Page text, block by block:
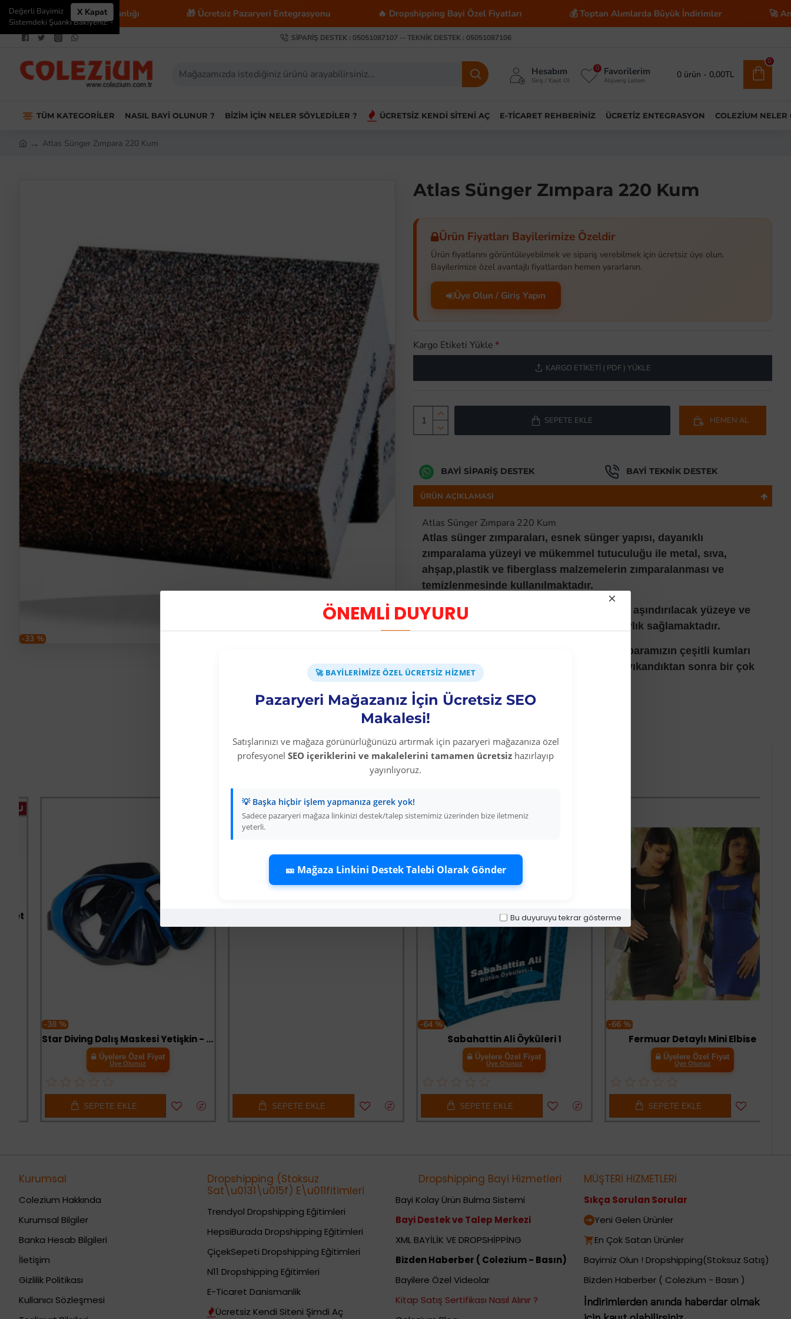
ÖNEMLİ DUYURU
🚀 BAYILERIMIZE ÖZEL ÜCRETSIZ HIZMET
Pazaryeri Mağazanız İçin Ücretsiz SEO
Makalesi!
Satışlarınızı ve mağaza görünürlüğünüzü artırmak için pazaryeri mağazanıza özel
profesyonel SEO içeriklerini ve makalelerini tamamen ücretsiz hazırlayıp
yayınlıyoruz.
💡 Başka hiçbir işlem yapmanıza gerek yok!
Sadece pazaryeri mağaza linkinizi destek/talep sistemimiz üzerinden bize iletmeniz
yeterli.
🎫 Mağaza Linkini Destek Talebi Olarak Gönder
Bu duyuruyu tekrar gösterme
Ticaret Danışmanlığı 🎁 Ücretsiz Pazaryeri Entegrasyonu 🔥 Dropshipping Bayi Özel Fiyatları 💰 Toptan Alımlarda Büyük İndirimler 🚀 Anahtar
SIPARIŞ DESTEK : 05051087107 -- TEKNIK DESTEK : 05051087106
Hesabım
Giriş / Kayıt Ol
Favorilerim
Alışveriş Listem
0
0 ürün - 0,00TL
0
TÜM KATEGORILER NASIL BAYI OLUNUR ? BIZIM İÇIN NELER SÖYLEDILER ? ÜCRETSIZ KENDI SITENI AÇ E-TICARET REHBERINIZ ÜCRETIZ ENTEGRASYON COLEZIUM NELER
X Kapat
Değerli Bayimiz
Sistemdeki Şuanki Bakiyeniz: -
Atlas Sünger Zımpara 220 Kum
-33 %
Atlas Sünger Zımpara 220 Kum
Ürün Fiyatları Bayilerimize Özeldir
Ürün fiyatlarını görüntüleyebilmek ve sipariş verebilmek için ücretsiz üye olun.
Bayilerimize özel avantajlı fiyatlardan hemen yararlanın.
Üye Olun / Giriş Yapın
Kargo Etiketi Yükle
KARGO ETIKETI ( PDF ) YÜKLE
SEPETE EKLE HEMEN AL
BAYI SIPARIŞ DESTEK BAYI TEKNIK DESTEK
ÜRÜN AÇIKLAMASI
Atlas Sünger Zımpara 220 Kum
Atlas sünger zımparaları, esnek sünger yapısı, dayanıklı
zımparalama yüzeyi ve mükemmel tutuculuğu ile metal, sıva,
ahşap,plastik ve fiberglass malzemelerin zımparalanması ve
temizlenmesinde kullanılmaktadır.
Esnek yapısı ile avuca tam oturduğundan aşındırılacak yüzeye ve
girintili yerlere ulaşılmasında büyük kolaylık sağlamaktadır.
Silikon karbit aşındırıcılı olan sünger zımparamızın çeşitli kumları
mevcut olup bu ürünümüz basitçe su ile yıkandıktan sonra bir çok
defa kullanılabilir.
Diğer Kategori Ürünleri
-38 %
Star Diving Dalış Maskesi Yetişkin - 51701-MAVİ - 1 ADET
Üyelere Özel Fiyat
Üye Olunuz
SEPETE EKLE SEPETE EKLE
-64 %
Sabahattin Ali Öyküleri 1
Üyelere Özel Fiyat
Üye Olunuz
SEPETE EKLE
-66 %
Fermuar Detaylı Mini Elbise
Üyelere Özel Fiyat
Üye Olunuz
SEPETE EKLE
Kurumsal
Colezium Hakkında
Kurumsal Bilgiler
Banka Hesab Bilgileri
İletişim
Gizlilik Politikası
Kullanıcı Sözleşmesi
Dropshipping (Stoksuz
Sat\u0131\u015f) E\u011fitimleri
Trendyol Dropshipping Eğitimleri
HepsiBurada Dropshipping Eğitimleri
ÇiçekSepeti Dropshipping Eğitimleri
N11 Dropshipping Eğitimleri
E-Ticaret Danismanlik
Ücretsiz Kendi Siteni Şimdi Aç
Dropshipping Bayi Hizmetleri
Bayi Kolay Ürün Bulma Sistemi
Bayi Destek ve Talep Merkezi
XML BAYİLİK VE DROPSHİPPİNG
Bizden Haberber ( Colezium - Basın)
Bayilere Özel Videolar
Kitap Satış Sertifikası Nasıl Alınır ?
MÜŞTERİ HİZMETLERİ
Sıkça Sorulan Sorular
Yeni Gelen Ürünler
En Çok Satan Ürünler
Bayimiz Olun ! Dropshipping(Stoksuz Satış)
Bizden Haberber ( Colezium - Basın )
İndirimlerden anında haberdar olmak